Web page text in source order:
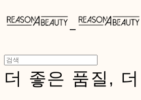
더 좋은 품질,